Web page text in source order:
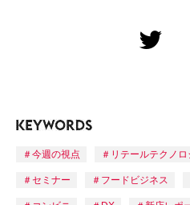
今週の視点 リテールテクノロ
セミナー フードビジネス